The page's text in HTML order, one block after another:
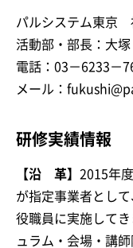
パルシステム東京
活動部・部長：大
電話：03－6233－
メール：
研修実績情報
【沿 革】 2015年
が指定事業者とし
役職員に実施して
ュラム・会場・講